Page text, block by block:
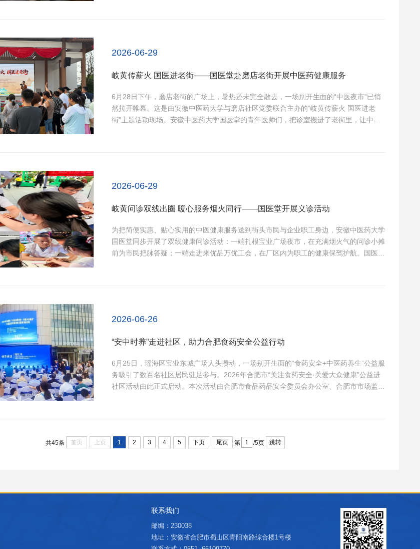
2026-06-29
岐黄传薪火 国医进老街——国医堂赴磨店老街开展中医药健康服务
6月28日下午，磨店老街的广场上，暑热还未完全散去，一场别开生面的“中医夜市”已悄
然拉开帷幕。这是由安徽中医药大学与磨店社区党委联合主办的“岐黄传薪火 国医进老
街”主题活动现场。安徽中医药大学国医堂的青年医师们，把诊室搬进了老街里，让中医
2026-06-29
岐黄问诊双线出圈 暖心服务烟火同行——国医堂开展义诊活动
为把简便实惠、贴心实用的中医健康服务送到街头市民与企业职工身边，安徽中医药大学
国医堂同步开展了双线健康问诊活动：一端扎根宝业广场夜市，在充满烟火气的问诊小摊
前为市民把脉答疑；一端走进来优品万优工会，在厂区内为职工的健康保驾护航。国医堂
2026-06-26
“安中时养”走进社区，助力合肥食药安全公益行动
6月25日，瑶海区宝业东城广场人头攒动，一场别开生面的“食药安全+中医药养生”公益服
务吸引了数百名社区居民驻足参与。2026年合肥市“关注食药安全·关爱大众健康”公益进
社区活动由此正式启动。本次活动由合肥市食品药品安全委员会办公室、合肥市市场监督
共45条 首页 上页 1 2 3 4 5 下页 尾页 第 /5页 跳转
联系我们
邮编：230038
地址：安徽省合肥市蜀山区青阳南路综合楼1号楼